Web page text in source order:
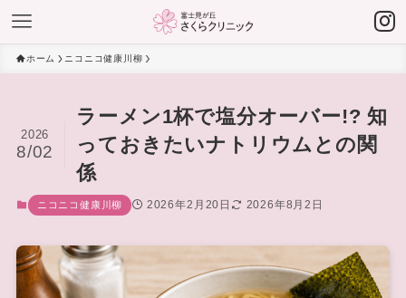
ホーム ニコニコ健康川柳
ラーメン1杯で塩分オーバー!? 知
っておきたいナトリウムとの関
係
2026
8/02
ニコニコ健康川柳 2026年2月20日 2026年8月2日